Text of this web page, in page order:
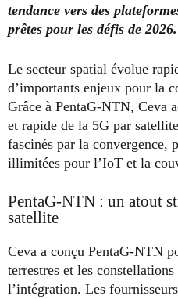
tendance vers des
prêtes pour les défis de 2026.
Le secteur spatial évolue
d’importants enjeux pour la
Grâce à PentaG-NTN, Ceva
et rapide de la 5G par
fascinés par la convergence,
illimitées pour l’IoT et la
PentaG-NTN : un atout
satellite
Ceva a conçu PentaG-NTN
terrestres et les
l’intégration. Les